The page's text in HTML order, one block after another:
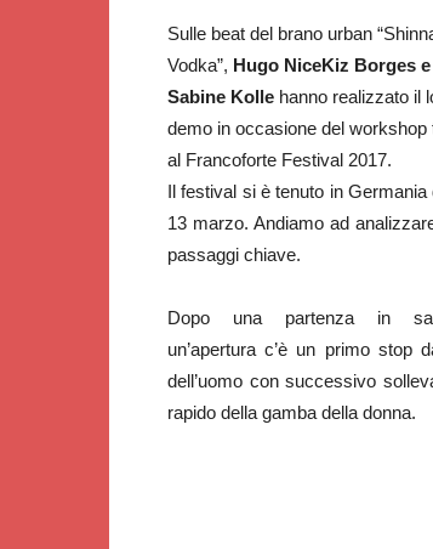
Sulle beat del brano urban
Vodka”, Hugo NiceKiz Borges e
Sabine Kolle hanno realizzato il
demo in occasione del workshop
al Francoforte Festival 2017.
Il festival si è tenuto in Germania
13 marzo. Andiamo ad
passaggi chiave.
Dopo una partenza in
un’apertura c’è un primo stop
dell’uomo con successivo
rapido della gamba della donna.